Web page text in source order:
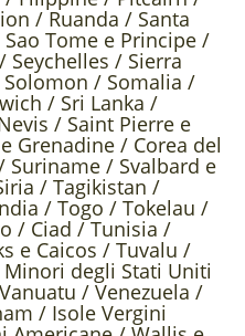
/Ruanda / Santa
Sao Tome e Principe /
Seychelles / Sierra
Solomon / Somalia /
/ Sri Lanka /
/ Saint Pierre e
Grenadine / Corea del
Suriname / Svalbard e
/ Tagikistan /
/ Togo / Tokelau /
/ Ciad /Tunisia /
e Caicos / Tuvalu /
Minori degli Stati Uniti
Vanuatu / Venezuela /
/ Isole Vergini